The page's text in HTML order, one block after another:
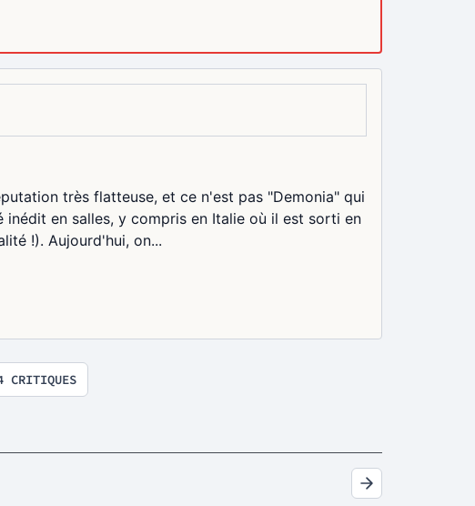
très flatteuse, et ce n'est pas "Demonia" qui
en salles, y compris en Italie où il est sorti en
!). Aujourd'hui, on...
CRITIQUES